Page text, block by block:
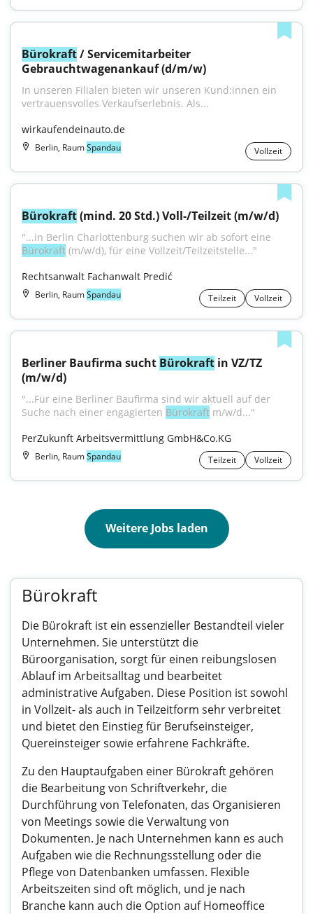
Bürokraft / Servicemitarbeiter
Gebrauchtwagenankauf (d/m/w)
In unseren Filialen bieten wir unseren Kund:innen ein
vertrauensvolles Verkaufserlebnis. Als...
wirkaufendeinauto.de
Berlin, RaumSpandau Vollzeit
Bürokraft (mind. 20 Std.) Voll-/Teilzeit (m/w/d)
Bürokraft (m/w/d), für eine Vollzeit/Teilzeitstelle..."
Rechtsanwalt Fachanwalt Predić
Berlin, RaumSpandau Teilzeit Vollzeit
Berliner Baufirma sucht Bürokraft in VZ/TZ
(m/w/d)
"...Für eine Berliner Baufirma sind wir aktuell auf der
Suche nach einer engagierten Bürokraft m/w/d..."
PerZukunft Arbeitsvermittlung GmbH&Co.KG
Berlin, RaumSpandau Teilzeit Vollzeit
Weitere Jobs laden
Bürokraft
Die Bürokraft ist ein essenzieller Bestandteil vieler
Unternehmen. Sie unterstützt die
Büroorganisation, sorgt für einen reibungslosen
Ablauf im Arbeitsalltag und bearbeitet
administrative Aufgaben. Diese Position ist sowohl
in Vollzeit- als auch in Teilzeitform sehr verbreitet
und bietet den Einstieg für Berufseinsteiger,
Quereinsteiger sowie erfahrene Fachkräfte.
Zu den Hauptaufgaben einer Bürokraft gehören
die Bearbeitung von Schriftverkehr, die
Durchführung von Telefonaten, das Organisieren
von Meetings sowie die Verwaltung von
Dokumenten. Je nach Unternehmen kann es auch
Aufgaben wie die Rechnungsstellung oder die
Pflege von Datenbanken umfassen. Flexible
Arbeitszeiten sind oft möglich, und je nach
Branche kann auch die Option auf Homeoffice